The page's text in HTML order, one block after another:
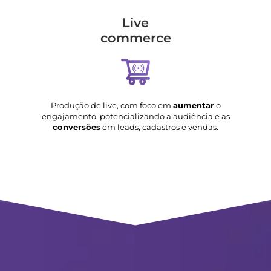
Live
commerce
Produção de live, com foco em aumentaro
engajamento, potencializando a audiência e as
conversõesem leads, cadastros e vendas.